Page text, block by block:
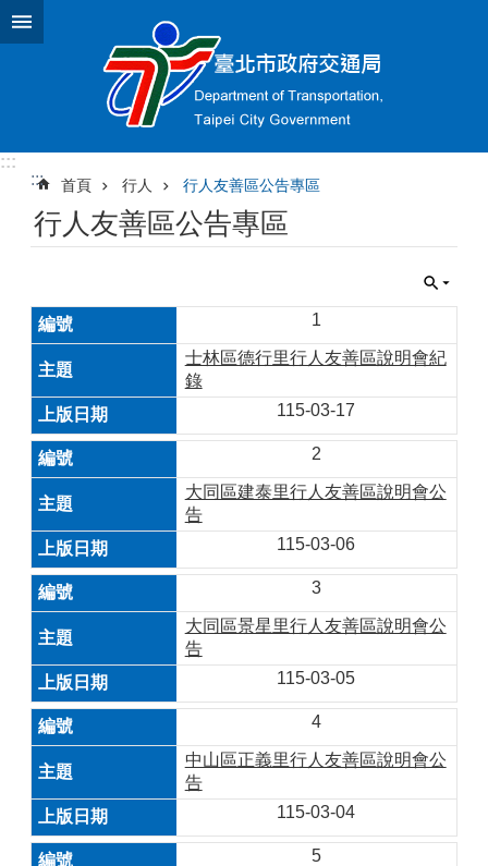
跳到主要內容區塊
:::
:::
首頁 行人 行人友善區公告專區
行人友善區公告專區
1
士林區德行里行人友善區說明會紀
錄
115-03-17
2
大同區建泰里行人友善區說明會公
告
115-03-06
3
大同區景星里行人友善區說明會公
告
115-03-05
4
中山區正義里行人友善區說明會公
告
115-03-04
5